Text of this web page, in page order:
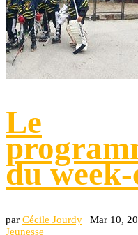
Le
du
par Cécile Jourdy | Mar 10,
Jeunesse